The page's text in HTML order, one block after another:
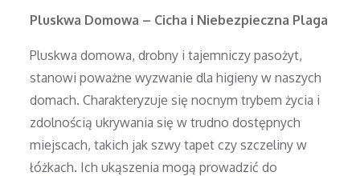
Pluskwa Domowa – Cicha i Niebezpieczna Plaga
Pluskwa domowa, drobny i tajemniczy pasożyt,
stanowi poważne wyzwanie dla higieny w naszych
domach. Charakteryzuje się nocnym trybem życia i
zdolnością ukrywania się w trudno dostępnych
miejscach, takich jak szwy tapet czy szczeliny w
łóżkach. Ich ukąszenia mogą prowadzić do